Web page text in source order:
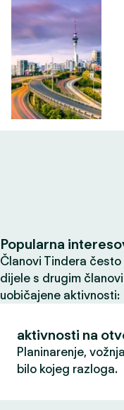
Popularna
Članovi Tindera
dijele s drugim
uobičajene aktivnosti:
aktivnosti na
Planinarenje,
bilo kojeg razloga.